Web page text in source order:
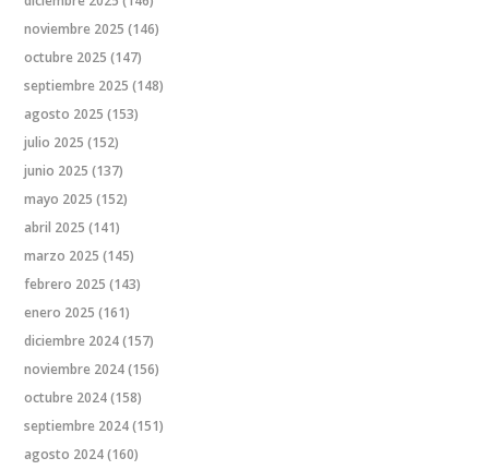
noviembre 2025 (146)
octubre 2025 (147)
septiembre 2025 (148)
agosto 2025 (153)
julio 2025 (152)
junio 2025 (137)
mayo 2025 (152)
abril 2025 (141)
marzo 2025 (145)
febrero 2025 (143)
enero 2025 (161)
diciembre 2024(157)
noviembre 2024(156)
octubre 2024(158)
septiembre 2024(151)
agosto 2024(160)